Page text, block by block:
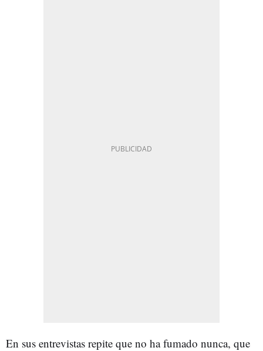
En sus entrevistas repite que no ha fumado nunca, que